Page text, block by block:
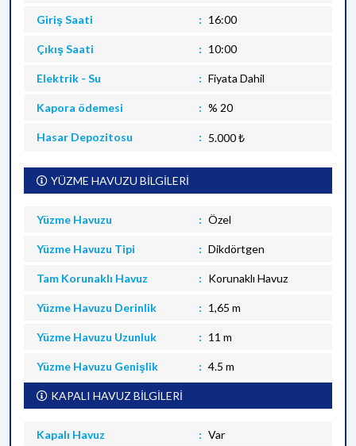
Giriş Saati 16:00
Çıkış Saati 10:00
Elektrik - Su Fiyata Dahil
Kapora ödemesi % 20
Hasar Depozitosu 5.000 ₺
YÜZME HAVUZU BİLGİLERİ
Yüzme Havuzu Özel
Yüzme Havuzu Tipi Dikdörtgen
Tam Korunaklı Havuz Korunaklı Havuz
Yüzme Havuzu Derinlik 1,65 m
Yüzme Havuzu Uzunluk 11 m
Yüzme Havuzu Genişlik 4.5 m
KAPALI HAVUZ BİLGİLERİ
Kapalı Havuz Var